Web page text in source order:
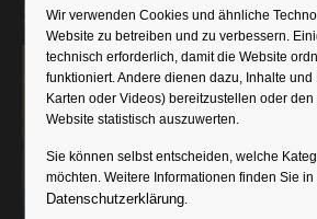
Spendenübergabe an den
Wir verwenden Cookies und ähnliche
Website zu betreiben und zu verbessern.
technisch erforderlich, damit die Website
funktioniert. Andere dienen dazu, Inhalte und
Karten oder Videos) bereitzustellen oder
Website statistisch auszuwerten.
Sie können selbst entscheiden, welche
möchten. Weitere Informationen finden Sie
Datenschutzerklärung.